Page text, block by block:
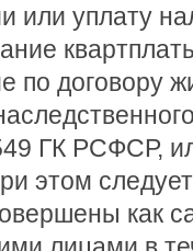
или уплату
по договору
ГК РСФСР,
этом
как